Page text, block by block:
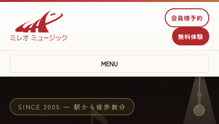
会員様予約
無料体験
MENU
♩
♪
♪
SINCE 2005 — 駅から徒歩数分